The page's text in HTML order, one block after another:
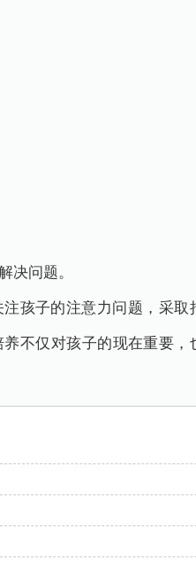
决问题。
孩子的注意力问题，采
不仅对孩子的现在重要